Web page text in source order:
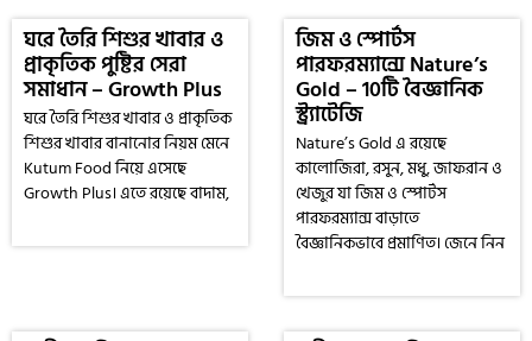
ঘরে তৈরি শিশুর খাবার ও
প্রাকৃতিক পুষ্টির সেরা
সমাধান – Growth Plus
ঘরে তৈরি শিশুর খাবার ও প্রাকৃতিক
শিশুর খাবার বানানোর নিয়ম মেনে
Kutum Food নিয়ে এসেছে
Growth Plus। এতে রয়েছে বাদাম,
জিম ও স্পোর্টস
পারফরম্যান্সে Nature’s
Gold – 10টি বৈজ্ঞানিক
স্ট্র্যাটেজি
Nature’s Gold এ রয়েছে
কালোজিরা, রসুন, মধু, জাফরান ও
খেজুর যা জিম ও স্পোর্টস
পারফরম্যান্স বাড়াতে
বৈজ্ঞানিকভাবে প্রমাণিত। জেনে নিন